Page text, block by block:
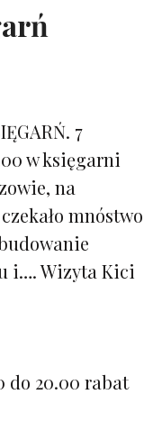
7
w księgarni
na
mnóstwo
i…. Wizyta Kici
do 20.00 rabat